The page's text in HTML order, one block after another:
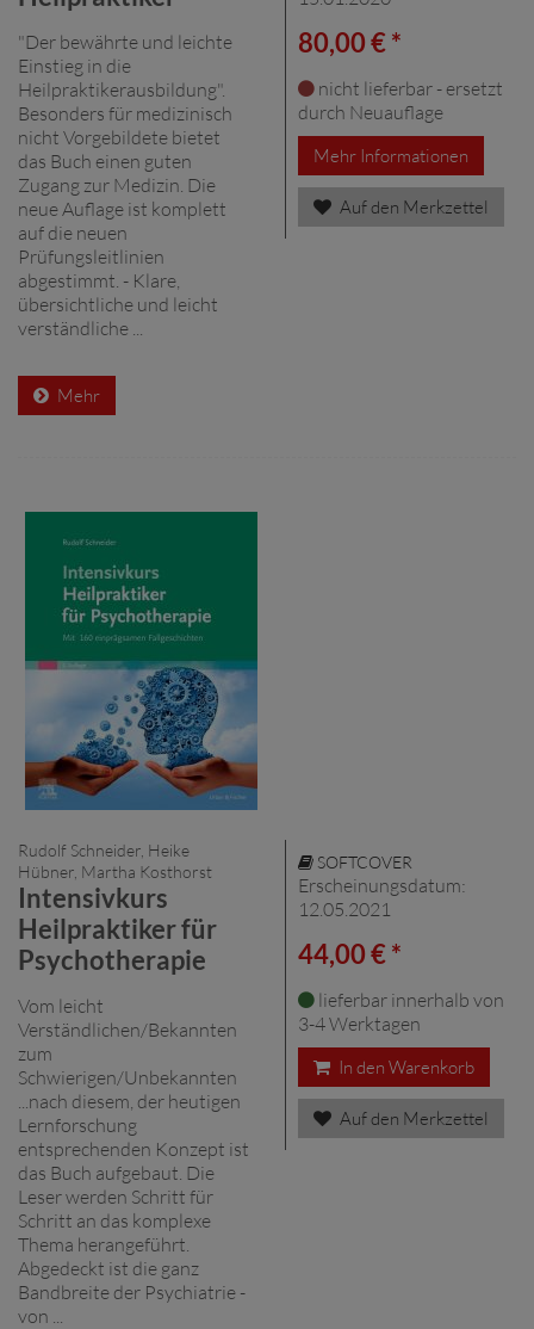
"Der bewährte und leichte
Einstieg in die
Heilpraktikerausbildung".
Besonders für medizinisch
nicht Vorgebildete bietet
das Buch einen guten
Zugang zur Medizin. Die
neue Auflage ist komplett
auf die neuen
Prüfungsleitlinien
abgestimmt. - Klare,
übersichtliche und leicht
verständliche ...
Mehr
80,00 € *
nicht lieferbar - ersetzt
durch Neuauflage
Mehr Informationen
Auf den Merkzettel
Rudolf Schneider, Heike
Hübner, Martha Kosthorst
Intensivkurs
Heilpraktiker für
Psychotherapie
Vom leicht
Verständlichen/Bekannten
zum
Schwierigen/Unbekannten
...nach diesem, der heutigen
Lernforschung
entsprechenden Konzept ist
das Buch aufgebaut. Die
Leser werden Schritt für
Schritt an das komplexe
Thema herangeführt.
Abgedeckt ist die ganz
Bandbreite der Psychiatrie -
von ...
SOFTCOVER
Erscheinungsdatum:
12.05.2021
44,00 € *
lieferbar innerhalb von
3-4 Werktagen
In den Warenkorb
Auf den Merkzettel